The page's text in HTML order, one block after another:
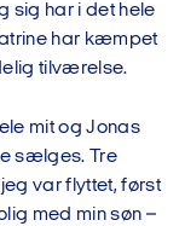
sig har i det hele
har kæmpet
tilværelse.
mit og Jonas
sælges. Tre
var flyttet, først
med min søn –